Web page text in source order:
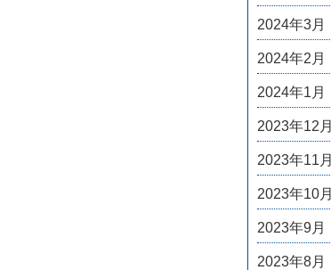
2024年3月
2024年2月
2024年1月
2023年12月
2023年11月
2023年10月
2023年9月
2023年8月